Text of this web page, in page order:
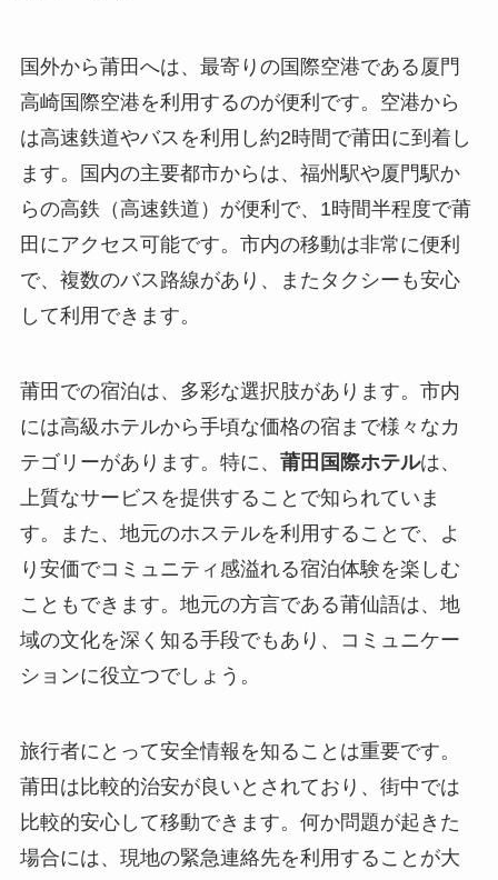
国外から莆田へは、最寄りの国際空港である厦門
高崎国際空港を利用するのが便利です。空港から
は高速鉄道やバスを利用し約2時間で莆田に到着し
ます。国内の主要都市からは、福州駅や厦門駅か
らの高鉄（高速鉄道）が便利で、1時間半程度で莆
田にアクセス可能です。市内の移動は非常に便利
で、複数のバス路線があり、またタクシーも安心
して利用できます。
莆田での宿泊は、多彩な選択肢があります。市内
には高級ホテルから手頃な価格の宿まで様々なカ
テゴリーがあります。特に、 莆田国際ホテルは、
上質なサービスを提供することで知られていま
す。また、地元のホステルを利用することで、よ
り安価でコミュニティ感溢れる宿泊体験を楽しむ
こともできます。地元の方言である莆仙語は、地
域の文化を深く知る手段でもあり、コミュニケー
ションに役立つでしょう。
旅行者にとって安全情報を知ることは重要です。
莆田は比較的治安が良いとされており、街中では
比較的安心して移動できます。何か問題が起きた
場合には、現地の緊急連絡先を利用することが大